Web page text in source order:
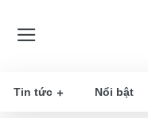
Tin tức Nổi bật